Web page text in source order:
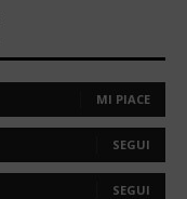
MI PIACE
SEGUI
SEGUI